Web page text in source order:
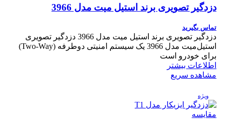
دزدگیر تصویری برند استیل میت مدل 3966
تماس بگیرید
دزدگیر تصویری برند استیل میت مدل 3966 دزدگیر تصویری
استیل‌میت مدل 3966 یک سیستم امنیتی دوطرفه (Two-Way)
برای خودرو است
اطلاعات بیشتر
مشاهده سریع
ویژه
مقایسه